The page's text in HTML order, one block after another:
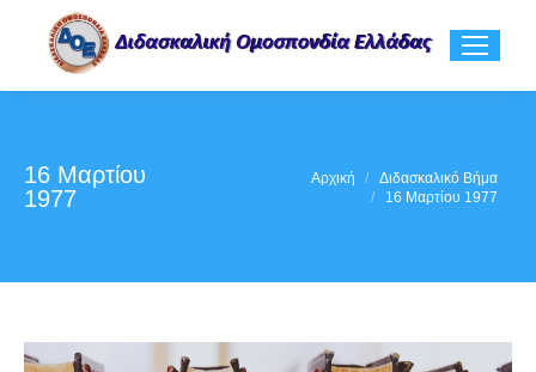
16 Μαρτίου
1977
Αρχική
Διδασκαλικό Βήμα
16 Μαρτίου 1977